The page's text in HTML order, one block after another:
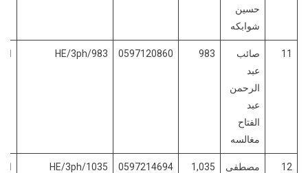
حسين
شوابكه
11
صائب
عبد
الرحمن
عبد
الفتاح
مغالسه
983
0597120860
HE/3ph/983
12
مصطفى
1,035
0597214694
HE/3ph/1035